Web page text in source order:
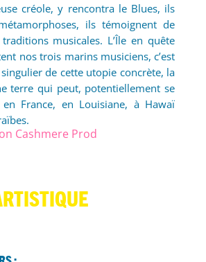
créole, y rencontra le Blues, ils
ils témoignent de
musicales. L’Île en quête
nos trois marins musiciens, c’est
de cette utopie concrète, la
terre qui peut, potentiellement se
France, en Louisiane, à Hawaï
Cashmere Prod